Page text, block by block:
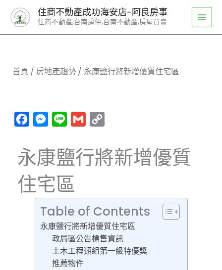
住商不動產成功海安店-阿良房事
住商不動產,台南房仲,台南不動產,房屋買賣
首頁 / 房地產趨勢 / 永康鹽行將新增優質住宅區
FacebookMessenger
Line Gmail
永康鹽行將新增優質
住宅區
Table of Contents
永康鹽行將新增優質住宅區
政局區公告標售資訊
土木工程類組第一級特優獎
推薦物件